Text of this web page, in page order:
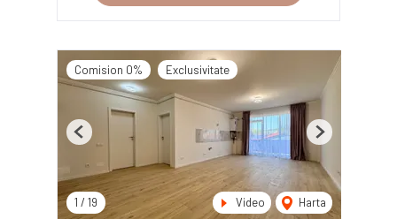
Comision 0% Exclusivitate
1 / 19 Video Harta
Previous Next